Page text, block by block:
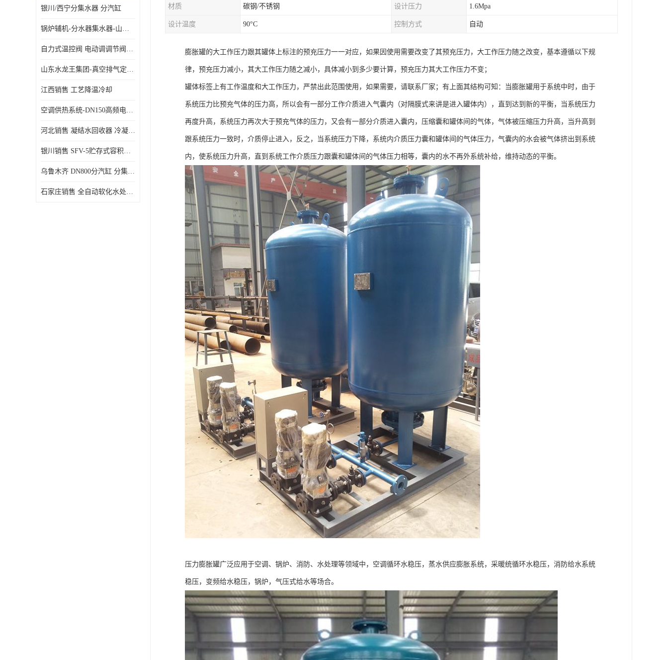
银川/西宁分集水器 分汽缸
锅炉辅机-分水器集水器-山东龙源供热设备
自力式温控阀 电动调调节阀温控阀-济南张夏水暖设备
山东水龙王集团-真空排气定压机组
江西销售 工艺降温冷却
空调供热系统-DN150高频电子水除垢仪
河北销售 凝结水回收器 冷凝水回收器
银川销售 SFV-5贮存式容积式换热器
乌鲁木齐 DN800分汽缸 分集水器
石家庄销售 全自动软化水处理器
材质 碳钢/不锈钢 设计压力 1.6Mpa
设计温度 90°C 控制方式 自动
膨胀罐的大工作压力跟其罐体上标注的预充压力一一对应，如果因使用需要改变了其预充压力，大工作压力随之改变，基本遵循以下规
律，预充压力减小，其大工作压力随之减小，具体减小到多少要计算，预充压力其大工作压力不变；
罐体标签上有工作温度和大工作压力，严禁出此范围使用，如果需要，请联系厂家；有上面其结构可知：当膨胀罐用于系统中时，由于
系统压力比预充气体的压力高，所以会有一部分工作介质进入气囊内（对隔膜式来讲是进入罐体内），直到达到新的平衡，当系统压力
再度升高，系统压力再次大于预充气体的压力，又会有一部分介质进入囊内，压缩囊和罐体间的气体，气体被压缩压力升高，当升高到
跟系统压力一致时，介质停止进入，反之，当系统压力下降，系统内介质压力囊和罐体间的气体压力，气囊内的水会被气体挤出到系统
内，使系统压力升高，直到系统工作介质压力跟囊和罐体间的气体压力相等，囊内的水不再外系统补给，维持动态的平衡。
压力膨胀罐广泛应用于空调、锅炉、消防、水处理等领域中，空调循环水稳压，蒸水供应膨胀系统，采暖统循环水稳压，消防给水系统
稳压，变频给水稳压，锅炉，气压式给水等场合。